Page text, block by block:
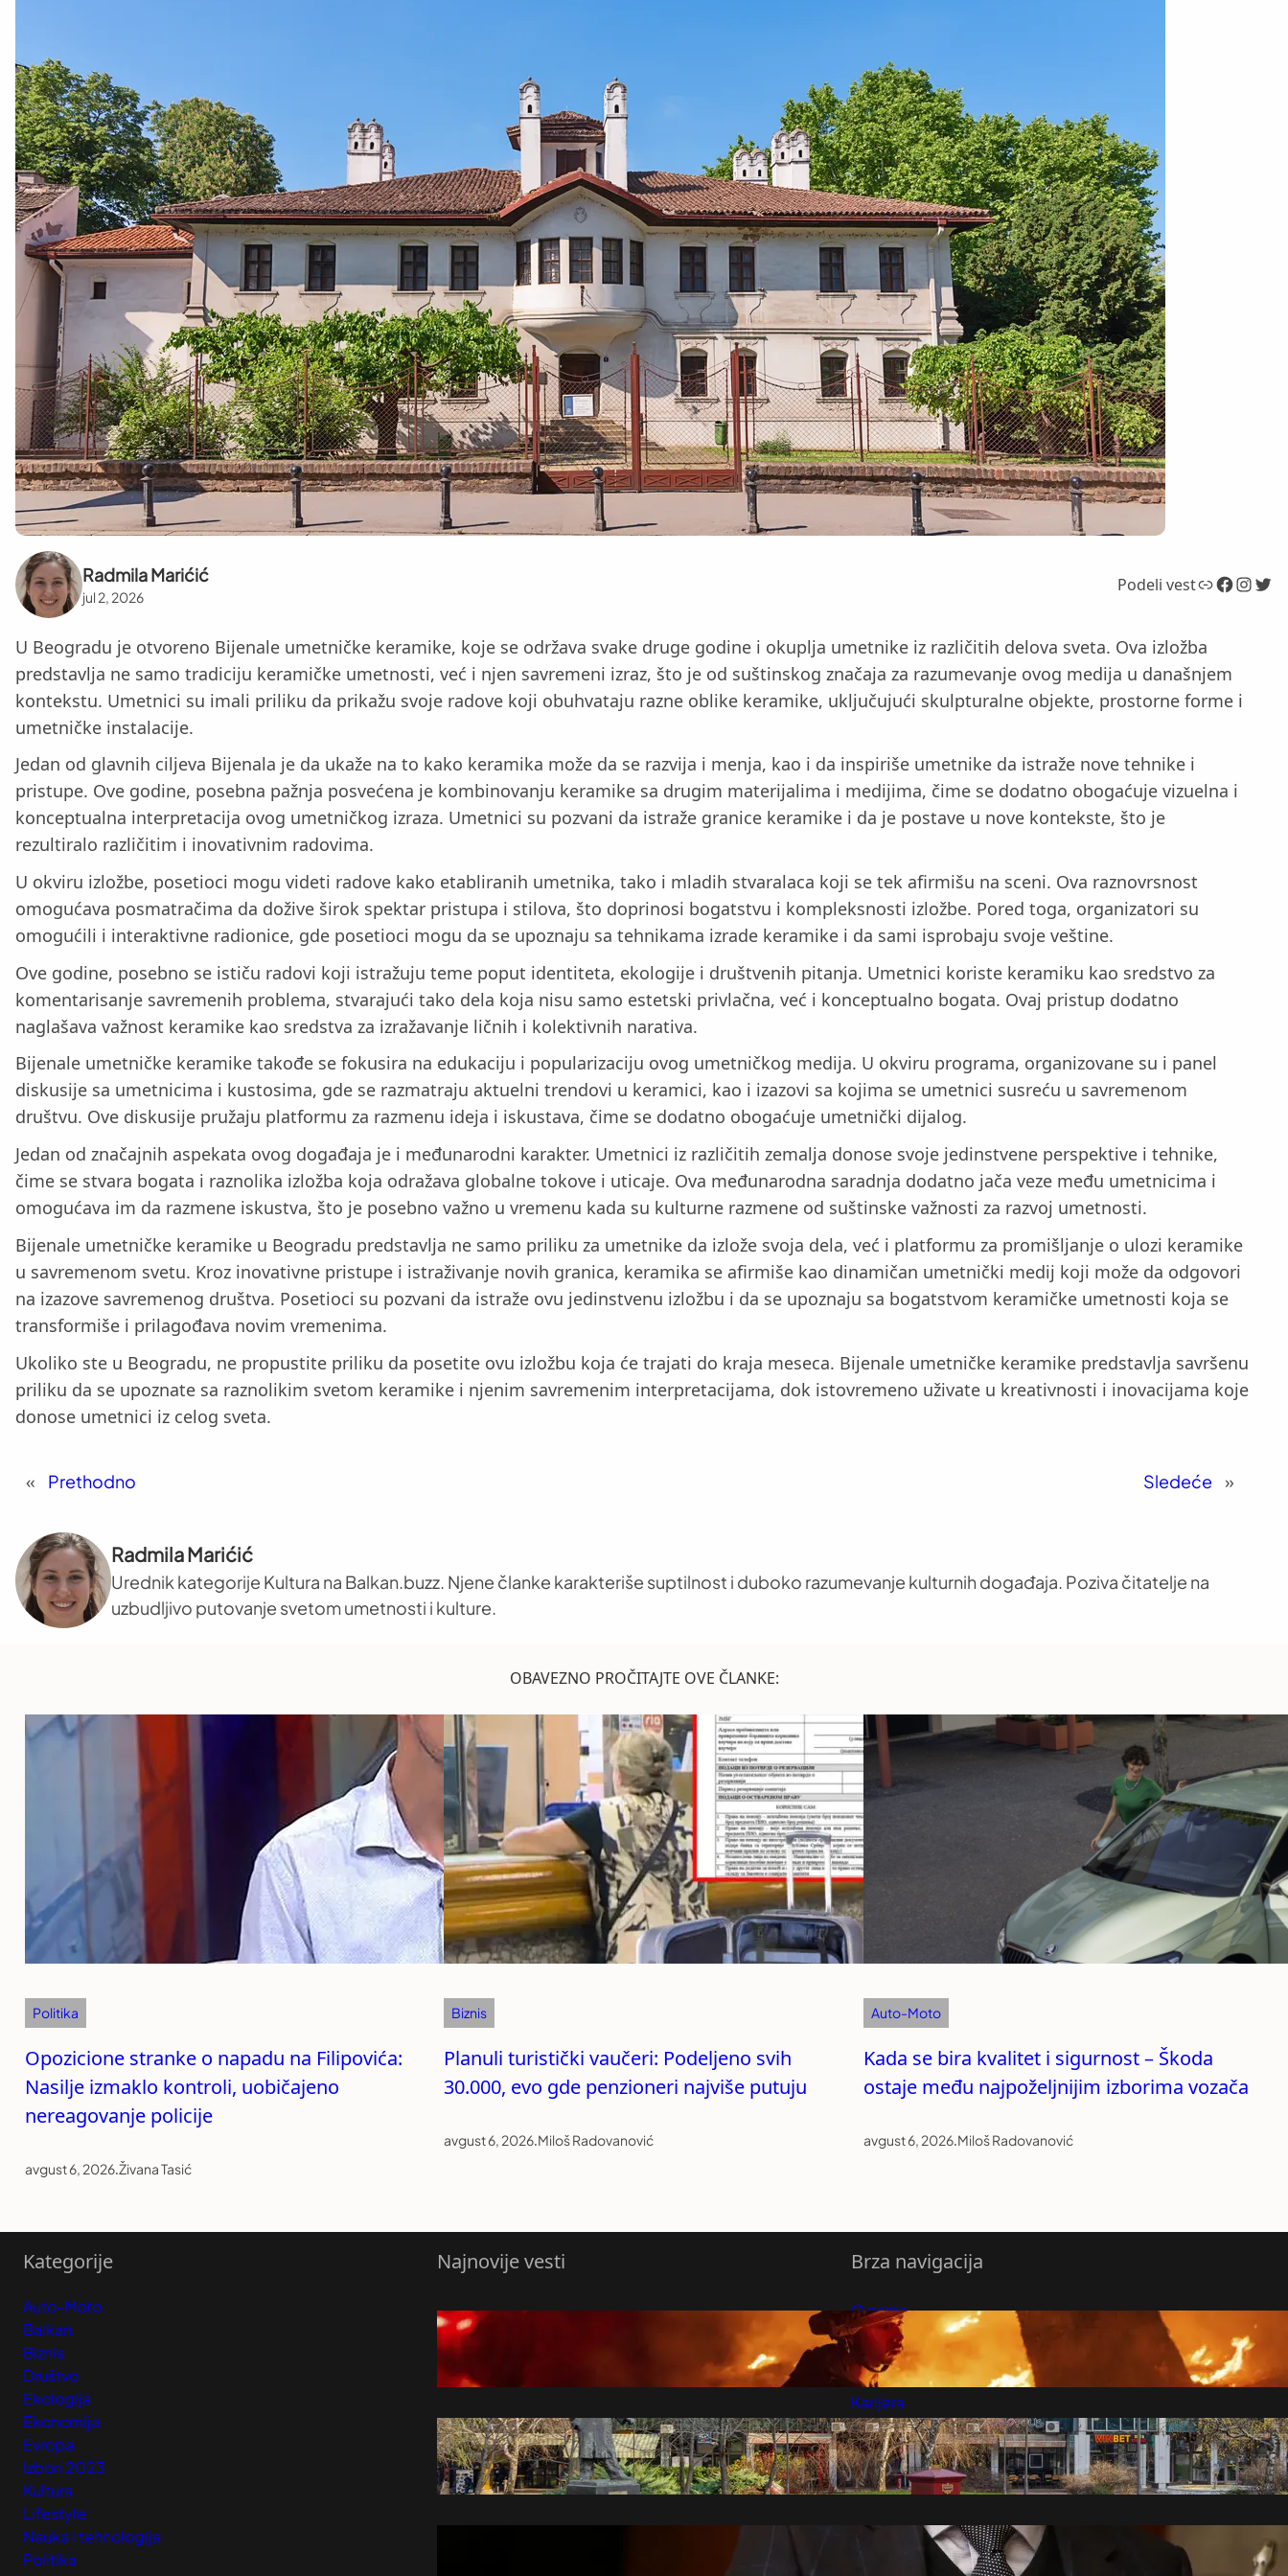
Radmila Marićić
jul 2, 2026
Podeli vestLink Facebook InstagramTwitter
U Beogradu je otvoreno Bijenale umetničke keramike, koje se održava svake druge godine i okuplja umetnike iz različitih delova sveta. Ova izložba
predstavlja ne samo tradiciju keramičke umetnosti, već i njen savremeni izraz, što je od suštinskog značaja za razumevanje ovog medija u današnjem
kontekstu. Umetnici su imali priliku da prikažu svoje radove koji obuhvataju razne oblike keramike, uključujući skulpturalne objekte, prostorne forme i
umetničke instalacije.
Jedan od glavnih ciljeva Bijenala je da ukaže na to kako keramika može da se razvija i menja, kao i da inspiriše umetnike da istraže nove tehnike i
pristupe. Ove godine, posebna pažnja posvećena je kombinovanju keramike sa drugim materijalima i medijima, čime se dodatno obogaćuje vizuelna i
konceptualna interpretacija ovog umetničkog izraza. Umetnici su pozvani da istraže granice keramike i da je postave u nove kontekste, što je
rezultiralo različitim i inovativnim radovima.
U okviru izložbe, posetioci mogu videti radove kako etabliranih umetnika, tako i mladih stvaralaca koji se tek afirmišu na sceni. Ova raznovrsnost
omogućava posmatračima da dožive širok spektar pristupa i stilova, što doprinosi bogatstvu i kompleksnosti izložbe. Pored toga, organizatori su
omogućili i interaktivne radionice, gde posetioci mogu da se upoznaju sa tehnikama izrade keramike i da sami isprobaju svoje veštine.
Ove godine, posebno se ističu radovi koji istražuju teme poput identiteta, ekologije i društvenih pitanja. Umetnici koriste keramiku kao sredstvo za
komentarisanje savremenih problema, stvarajući tako dela koja nisu samo estetski privlačna, već i konceptualno bogata. Ovaj pristup dodatno
naglašava važnost keramike kao sredstva za izražavanje ličnih i kolektivnih narativa.
Bijenale umetničke keramike takođe se fokusira na edukaciju i popularizaciju ovog umetničkog medija. U okviru programa, organizovane su i panel
diskusije sa umetnicima i kustosima, gde se razmatraju aktuelni trendovi u keramici, kao i izazovi sa kojima se umetnici susreću u savremenom
društvu. Ove diskusije pružaju platformu za razmenu ideja i iskustava, čime se dodatno obogaćuje umetnički dijalog.
Jedan od značajnih aspekata ovog događaja je i međunarodni karakter. Umetnici iz različitih zemalja donose svoje jedinstvene perspektive i tehnike,
čime se stvara bogata i raznolika izložba koja odražava globalne tokove i uticaje. Ova međunarodna saradnja dodatno jača veze među umetnicima i
omogućava im da razmene iskustva, što je posebno važno u vremenu kada su kulturne razmene od suštinske važnosti za razvoj umetnosti.
Bijenale umetničke keramike u Beogradu predstavlja ne samo priliku za umetnike da izlože svoja dela, već i platformu za promišljanje o ulozi keramike
u savremenom svetu. Kroz inovativne pristupe i istraživanje novih granica, keramika se afirmiše kao dinamičan umetnički medij koji može da odgovori
na izazove savremenog društva. Posetioci su pozvani da istraže ovu jedinstvenu izložbu i da se upoznaju sa bogatstvom keramičke umetnosti koja se
transformiše i prilagođava novim vremenima.
Ukoliko ste u Beogradu, ne propustite priliku da posetite ovu izložbu koja će trajati do kraja meseca. Bijenale umetničke keramike predstavlja savršenu
priliku da se upoznate sa raznolikim svetom keramike i njenim savremenim interpretacijama, dok istovremeno uživate u kreativnosti i inovacijama koje
donose umetnici iz celog sveta.
« Prethodno Sledeće »
Radmila Marićić
Urednik kategorije Kultura na Balkan.buzz. Njene članke karakteriše suptilnost i duboko razumevanje kulturnih događaja. Poziva čitatelje na
uzbudljivo putovanje svetom umetnosti i kulture.
OBAVEZNO PROČITAJTE OVE ČLANKE:
Politika
Opozicione stranke o napadu na Filipovića:
Nasilje izmaklo kontroli, uobičajeno
nereagovanje policije
avgust 6, 2026.Živana Tasić
Biznis
Planuli turistički vaučeri: Podeljeno svih
30.000, evo gde penzioneri najviše putuju
avgust 6, 2026.Miloš Radovanović
Auto-Moto
Kada se bira kvalitet i sigurnost – Škoda
ostaje među najpoželjnijim izborima vozača
avgust 6, 2026.Miloš Radovanović
Kategorije
Auto-Moto
Balkan
Biznis
Društvo
Ekologija
Ekonomija
Evropa
Izbori 2023
Kultura
Lifestyle
Nauka i tehnologija
Politika
Najnovije vesti
Požar kod Trebinja preti bazi Hercegovina
Demontaža „Staklenca“ do kraja godine“:
Čučković kaže da su krtice za metro na
putu ka Srbiji
avgust 6, 2026
Brza navigacija
O nama
Predloži Vest
Pretplatite se na vesti
Karijera
Marketing
Kontakt